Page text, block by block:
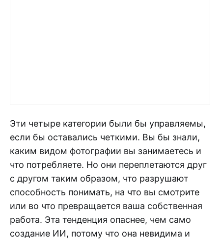
Эти четыре категории были бы управляемы,
если бы оставались четкими. Вы бы знали,
каким видом фотографии вы занимаетесь и
что потребляете. Но они переплетаются друг
с другом таким образом, что разрушают
способность понимать, на что вы смотрите
или во что превращается ваша собственная
работа. Эта тенденция опаснее, чем само
создание ИИ, потому что она невидима и